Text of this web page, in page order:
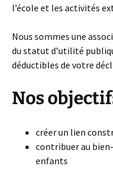
l’école et les activités
Nous sommes une
du statut d’utilité
déductibles de votre
Nos
créer un lien
contribuer au
enfants